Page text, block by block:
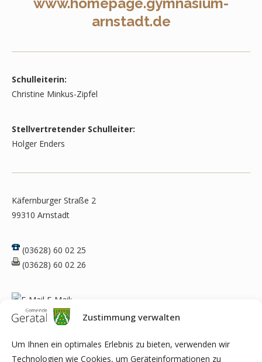
Zustimmung verwalten
Um Ihnen ein optimales Erlebnis zu bieten, verwenden wir
Technologien wie Cookies, um Geräteinformationen zu
arnstadt.de
Schulleiterin:
Christine Minkus-Zipfel
Stellvertretender Schulleiter:
Holger Enders
Käfernburger Straße 2
99310 Arnstadt
(03628) 60 02 25
(03628) 60 02 26
E-Mail:
sk@gym-arnstadt.de